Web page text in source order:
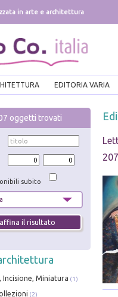
in arte e architettura
EDITORIA VARIA
oggetti trovati
subito
Incisione, Miniatura (1)
(2)